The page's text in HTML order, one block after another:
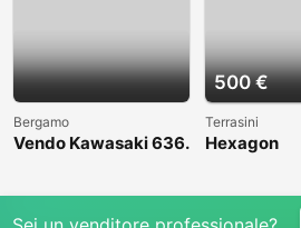
Bergamo
Vendo Kawasaki 636.
500 €
Terrasini
Hexagon